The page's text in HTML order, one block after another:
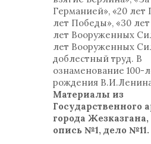
Германией», «20 лет
лет Победы», «30
лет Вооруженных
лет Вооруженных
доблестный труд. В
ознаменование 100-
рождения
Материалы из
Государственного
города
опись №1, дело №11.